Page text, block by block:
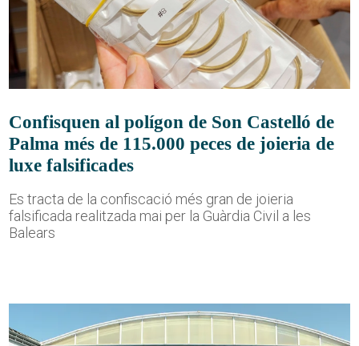
Confisquen al polígon de Son Castelló de
Palma més de 115.000 peces de joieria de
luxe falsificades
Es tracta de la confiscació més gran de joieria
falsificada realitzada mai per la Guàrdia Civil a les
Balears